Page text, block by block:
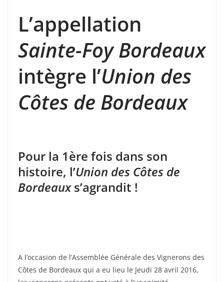
L’appellation
Sainte-Foy Bordeaux
intègre l’Union des
Côtes de Bordeaux
Pour la 1ère fois dans son
histoire, l’Union des Côtes de
Bordeauxs’agrandit !
A l’occasion de l’Assemblée Générale des Vignerons des
Côtes de Bordeaux qui a eu lieu le Jeudi 28 avril 2016,